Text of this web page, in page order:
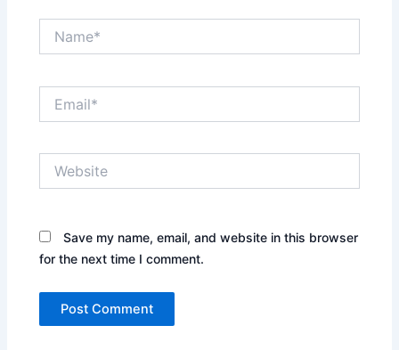
Save my name, email, and website in this browser
for the next time I comment.